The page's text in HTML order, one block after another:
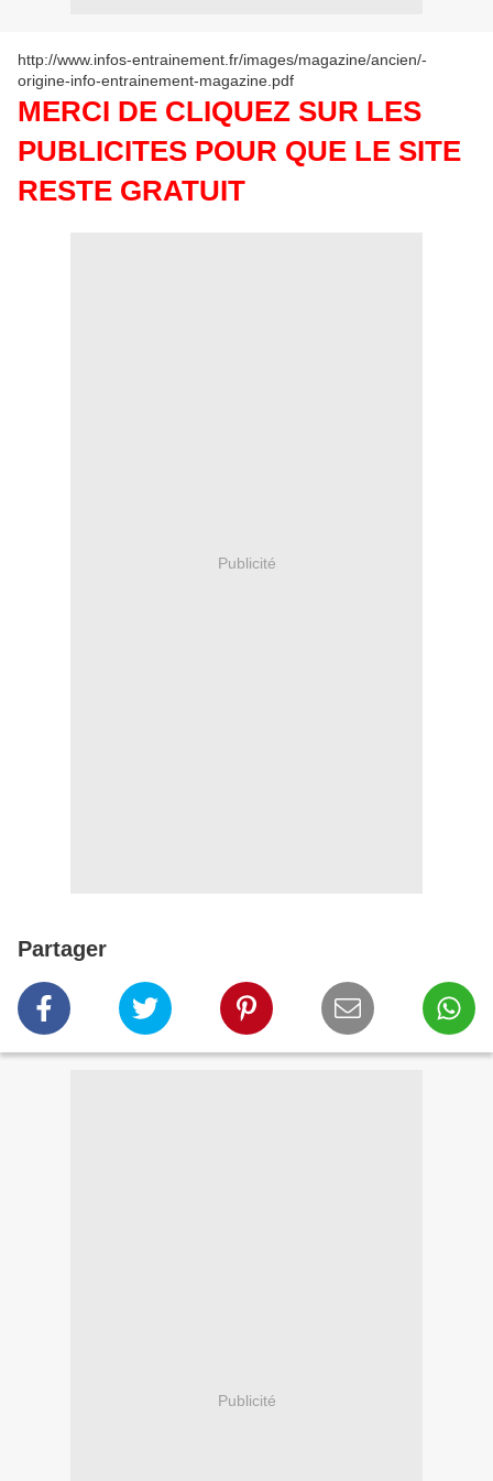
http://www.infos-entrainement.fr/images/magazine/ancien/-
origine-info-entrainement-magazine.pdf
MERCI DE CLIQUEZ SUR LES
PUBLICITES POUR QUE LE SITE
RESTE GRATUIT
Publicité
Partager
Publicité